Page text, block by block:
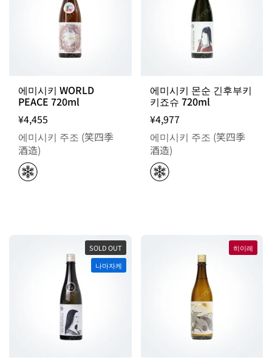
에미시키 WORLD
PEACE 720ml
¥4,455
에미시키 주조 (笑四季
酒造)
에미시키 몬순 긴후부키
키죠슈 720ml
¥4,977
에미시키 주조 (笑四季
酒造)
SOLD OUT
나마자케
히이레